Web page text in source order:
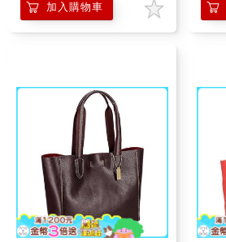
加入購物車